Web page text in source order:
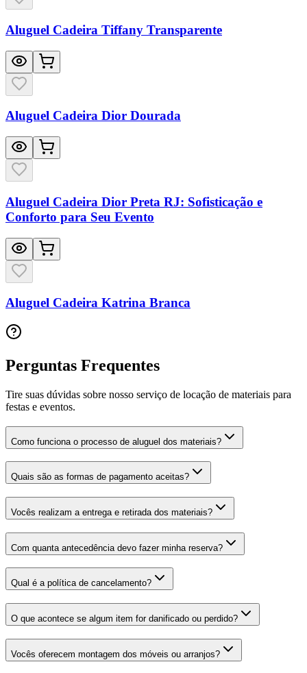
Aluguel Cadeira Tiffany Transparente
Aluguel Cadeira Dior Dourada
Aluguel Cadeira Dior Preta RJ: Sofisticação e
Conforto para Seu Evento
Aluguel Cadeira Katrina Branca
Perguntas Frequentes
Tire suas dúvidas sobre nosso serviço de locação de materiais para
festas e eventos.
Como funciona o processo de aluguel dos materiais?
Quais são as formas de pagamento aceitas?
Vocês realizam a entrega e retirada dos materiais?
Com quanta antecedência devo fazer minha reserva?
Qual é a política de cancelamento?
O que acontece se algum item for danificado ou perdido?
Vocês oferecem montagem dos móveis ou arranjos?